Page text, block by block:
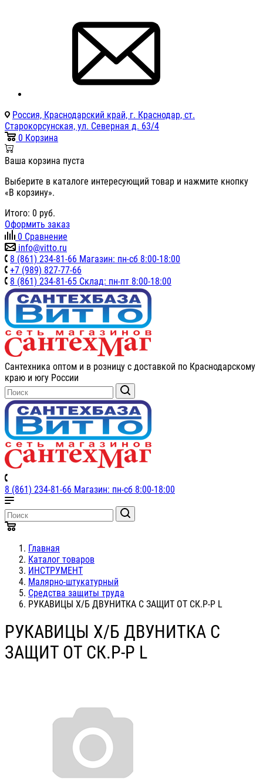
Россия, Краснодарский край, г. Краснодар, ст.
Старокорсунская, ул. Северная д. 63/4
0 Корзина
Ваша корзина пуста
Выберите в каталоге интересующий товар и нажмите кнопку
«В корзину».
Итого: 0 руб.
Оформить заказ
0 Сравнение
info@vitto.ru
8 (861) 234-81-66 Магазин: пн-сб 8:00-18:00
+7 (989) 827-77-66
8 (861) 234-81-65 Склад: пн-пт 8:00-18:00
Сантехника оптом и в розницу с доставкой по Краснодарскому
краю и югу России
8 (861) 234-81-66 Магазин: пн-сб 8:00-18:00
Главная
Каталог товаров
ИНСТРУМЕНТ
Малярно-штукатурный
Средства защиты труда
РУКАВИЦЫ Х/Б ДВУНИТКА С ЗАЩИТ ОТ СК.Р-Р L
РУКАВИЦЫ Х/Б ДВУНИТКА С
ЗАЩИТ ОТ СК.Р-Р L